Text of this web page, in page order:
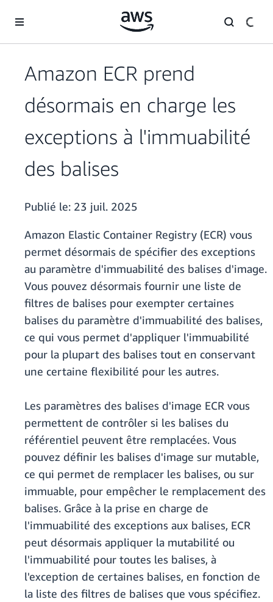
Amazon ECR prend
désormais en charge les
exceptions à l'immuabilité
des balises
Publié le: 23 juil. 2025
Amazon Elastic Container Registry (ECR) vous
permet désormais de spécifier des exceptions
au paramètre d'immuabilité des balises d'image.
Vous pouvez désormais fournir une liste de
filtres de balises pour exempter certaines
balises du paramètre d'immuabilité des balises,
ce qui vous permet d'appliquer l'immuabilité
pour la plupart des balises tout en conservant
une certaine flexibilité pour les autres.
Les paramètres des balises d'image ECR vous
permettent de contrôler si les balises du
référentiel peuvent être remplacées. Vous
pouvez définir les balises d'image sur mutable,
ce qui permet de remplacer les balises, ou sur
immuable, pour empêcher le remplacement des
balises. Grâce à la prise en charge de
l'immuabilité des exceptions aux balises, ECR
peut désormais appliquer la mutabilité ou
l'immuabilité pour toutes les balises, à
l'exception de certaines balises, en fonction de
la liste des filtres de balises que vous spécifiez.